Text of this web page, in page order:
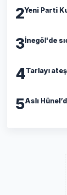
2Yeni Parti
3İnegöl'de
4Tarlayı
5Aslı